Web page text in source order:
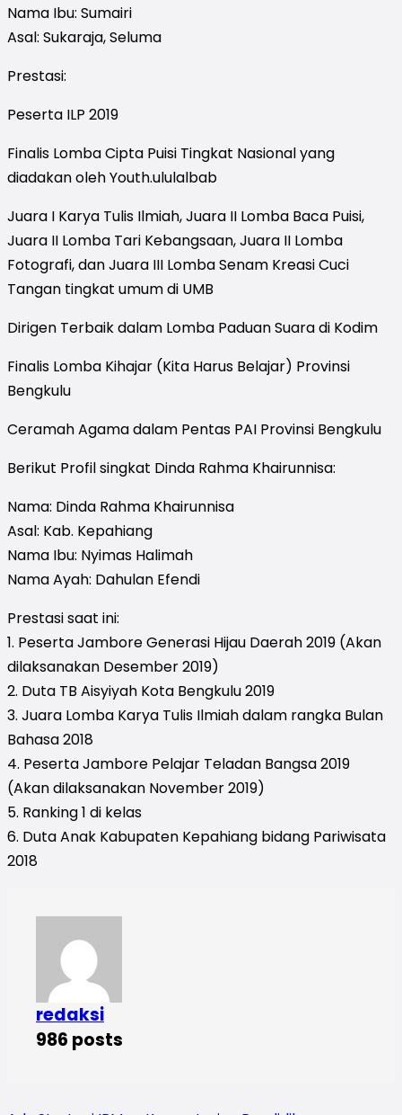
Nama Ibu: Sumairi
Asal: Sukaraja, Seluma
Prestasi:
Peserta ILP 2019
Finalis Lomba Cipta Puisi Tingkat Nasional yang
diadakan oleh Youth.ululalbab
Juara I Karya Tulis Ilmiah, Juara II Lomba Baca Puisi,
Juara II Lomba Tari Kebangsaan, Juara II Lomba
Fotografi, dan Juara III Lomba Senam Kreasi Cuci
Tangan tingkat umum di UMB
Dirigen Terbaik dalam Lomba Paduan Suara di Kodim
Finalis Lomba Kihajar (Kita Harus Belajar) Provinsi
Bengkulu
Ceramah Agama dalam Pentas PAI Provinsi Bengkulu
Berikut Profil singkat Dinda Rahma Khairunnisa:
Nama: Dinda Rahma Khairunnisa
Asal: Kab. Kepahiang
Nama Ibu: Nyimas Halimah
Nama Ayah: Dahulan Efendi
Prestasi saat ini:
1. Peserta Jambore Generasi Hijau Daerah 2019 (Akan
dilaksanakan Desember 2019)
2. Duta TB Aisyiyah Kota Bengkulu 2019
3. Juara Lomba Karya Tulis Ilmiah dalam rangka Bulan
Bahasa 2018
4. Peserta Jambore Pelajar Teladan Bangsa 2019
(Akan dilaksanakan November 2019)
5. Ranking 1 di kelas
6. Duta Anak Kabupaten Kepahiang bidang Pariwisata
2018
redaksi
986 posts